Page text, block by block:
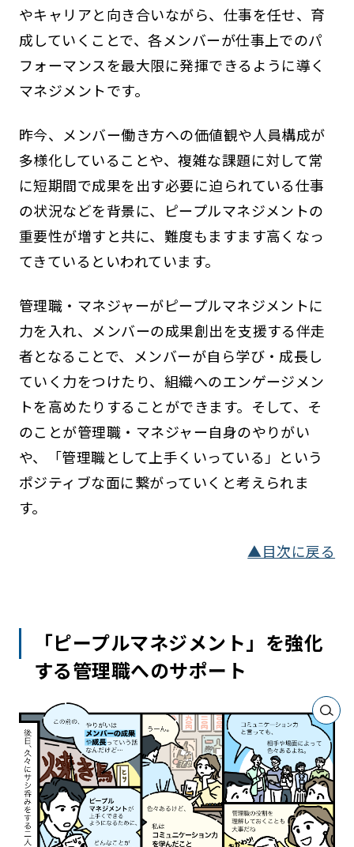
やキャリアと向き合いながら、仕事を任せ、育
成していくことで、各メンバーが仕事上でのパ
フォーマンスを最大限に発揮できるように導く
マネジメントです。
昨今、メンバー働き方への価値観や人員構成が
多様化していることや、複雑な課題に対して常
に短期間で成果を出す必要に迫られている仕事
の状況などを背景に、ピープルマネジメントの
重要性が増すと共に、難度もますます高くなっ
てきているといわれています。
管理職・マネジャーがピープルマネジメントに
力を入れ、メンバーの成果創出を支援する伴走
者となることで、メンバーが自ら学び・成長し
ていく力をつけたり、組織へのエンゲージメン
トを高めたりすることができます。そして、そ
のことが管理職・マネジャー自身のやりがい
や、「管理職として上手くいっている」という
ポジティブな面に繋がっていくと考えられま
す。
▲目次に戻る
「ピープルマネジメント」を強化
する管理職へのサポート